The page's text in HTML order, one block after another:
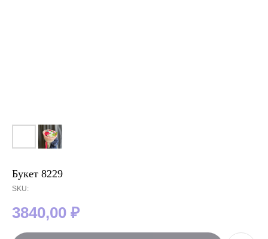
Букет 8229
SKU:
3840,00 ₽